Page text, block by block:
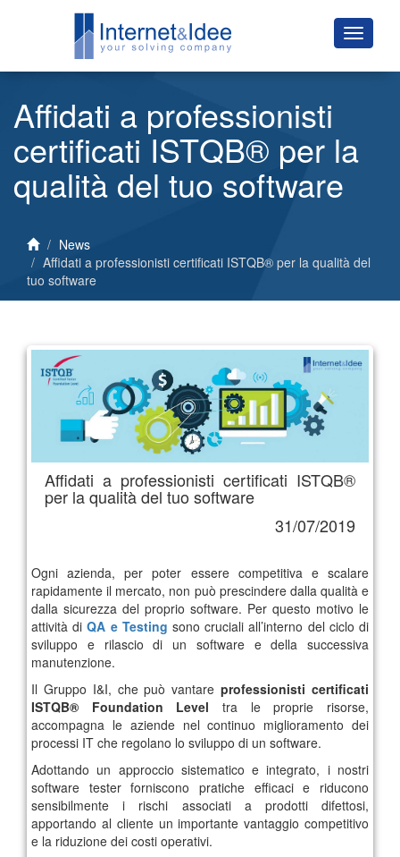
Affidati a professionisti
certificati ISTQB® per la
qualità del tuo software
News
Affidati a professionisti certificati ISTQB® per la qualità del
tuo software
Affidati a professionisti certificati ISTQB®
per la qualità del tuo software
31/07/2019
Ogni azienda, per poter essere competitiva e scalare
rapidamente il mercato, non può prescindere dalla qualità e
dalla sicurezza del proprio software. Per questo motivo le
attività diQA e Testing sono cruciali all’interno del ciclo di
sviluppo e rilascio di un software e della successiva
manutenzione.
Il Gruppo I&I, che può vantareprofessionisti certificati
ISTQB® Foundation Level tra le proprie risorse,
accompagna le aziende nel continuo miglioramento dei
processi IT che regolano lo sviluppo di un software.
Adottando un approccio sistematico e integrato, i nostri
software tester forniscono pratiche efficaci e riducono
sensibilmente i rischi associati a prodotti difettosi,
apportando al cliente un importante vantaggio competitivo
e la riduzione dei costi operativi.